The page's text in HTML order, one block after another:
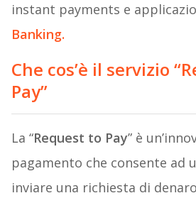
instant payments e
Banking.
Che cos’è il servizio
Pay”
La “Request to Pay” è
pagamento che consente ad
inviare una richiesta di